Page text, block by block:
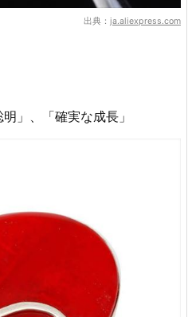
出典： ja.aliexpress.com
」、「確実な成長」